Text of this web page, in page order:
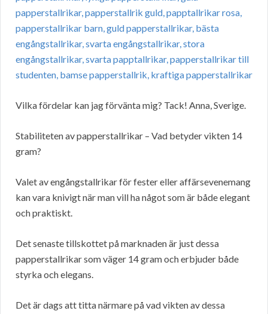
Vilka fördelar kan jag förvänta mig? Tack! Anna, Sverige.
Stabiliteten av papperstallrikar – Vad betyder vikten 14
gram?
Valet av engångstallrikar för fester eller affärsevenemang
kan vara knivigt när man vill ha något som är både elegant
och praktiskt.
Det senaste tillskottet på marknaden är just dessa
papperstallrikar som väger 14 gram och erbjuder både
styrka och elegans.
Det är dags att titta närmare på vad vikten av dessa